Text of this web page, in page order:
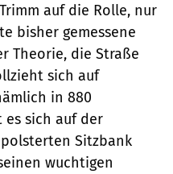
auf die Rolle, nur
bisher gemessene
Theorie, die Straße
sich auf
in 880
sich auf der
Sitzbank
wuchtigen